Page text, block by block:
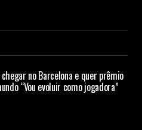
no Barcelona e quer prêmio
“Vou evoluir como jogadora”